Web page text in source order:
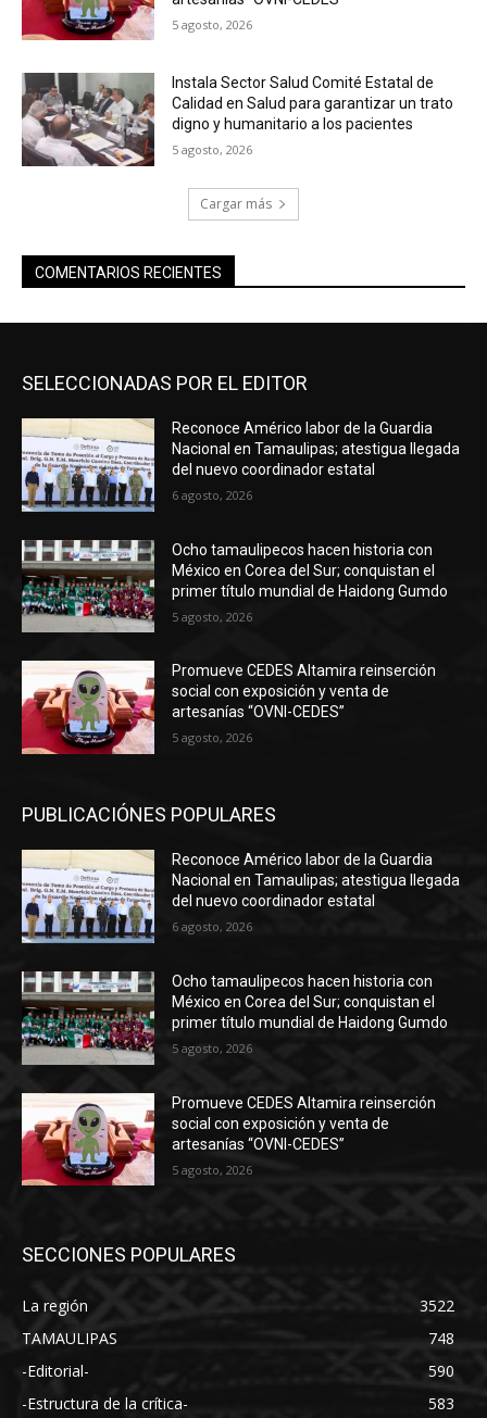
5 agosto, 2026
Instala Sector Salud Comité Estatal de
Calidad en Salud para garantizar un trato
digno y humanitario a los pacientes
5 agosto, 2026
Cargar más
COMENTARIOS RECIENTES
SELECCIONADAS POR EL EDITOR
Reconoce Américo labor de la Guardia
Nacional en Tamaulipas; atestigua llegada
del nuevo coordinador estatal
6 agosto, 2026
Ocho tamaulipecos hacen historia con
México en Corea del Sur; conquistan el
primer título mundial de Haidong Gumdo
5 agosto, 2026
Promueve CEDES Altamira reinserción
social con exposición y venta de
artesanías “OVNI-CEDES”
5 agosto, 2026
PUBLICACIÓNES POPULARES
Reconoce Américo labor de la Guardia
Nacional en Tamaulipas; atestigua llegada
del nuevo coordinador estatal
6 agosto, 2026
Ocho tamaulipecos hacen historia con
México en Corea del Sur; conquistan el
primer título mundial de Haidong Gumdo
5 agosto, 2026
Promueve CEDES Altamira reinserción
social con exposición y venta de
artesanías “OVNI-CEDES”
5 agosto, 2026
SECCIONES POPULARES
La región
3522
TAMAULIPAS
748
-Editorial-
590
-Estructura de la crítica-
583